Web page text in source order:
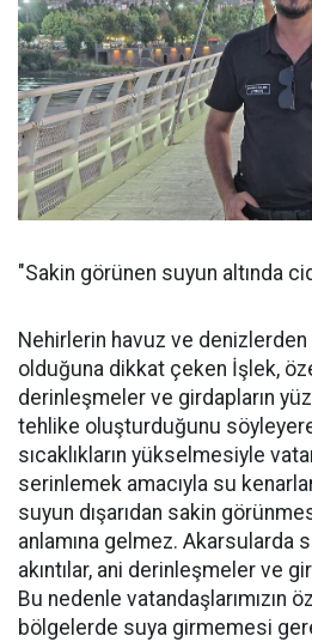
"Sakin görünen suyun altında
Nehirlerin havuz ve
olduğuna dikkat çeken İşlek,
derinleşmeler ve girdapların
tehlike oluşturduğunu
sıcaklıkların yükselmesiyle
serinlemek amacıyla su
suyun dışarıdan sakin
anlamına gelmez. Akarsularda
akıntılar, ani derinleşmeler ve
Bu nedenle vatandaşlarımızın
bölgelerde suya girmemesi